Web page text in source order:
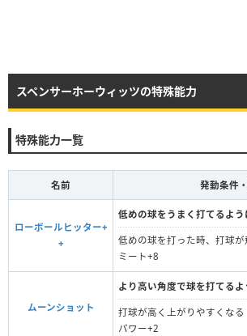
スペンサーホーウィッツの特殊能力
特殊能力一覧
名前 発動条件
ローボールヒッター+
+
低めの球をうまく打てるよう
低めの球を打った時、打球が
ミート+8
ムーンショット
より高い角度で球を打てるよ
打球が高く上がりやすくなる
パワー+2